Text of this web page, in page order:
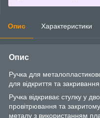
Опис Характеристики
Опис
Ручка для
для відкриття та закривання.
Ручка відкриває стулку у
провітрювання та
металу з використанням